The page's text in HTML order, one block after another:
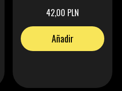
42,00 PLN
Añadir